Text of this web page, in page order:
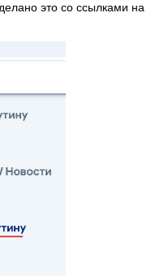
это со ссылками на